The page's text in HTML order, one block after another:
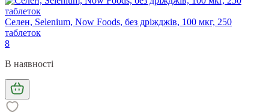
Селен, Selenium, Now Foods, без дріжджів, 100 мкг, 250
таблеток
8
В наявності